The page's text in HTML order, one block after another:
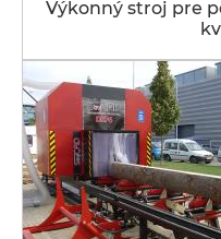
Výkonný stroj pre